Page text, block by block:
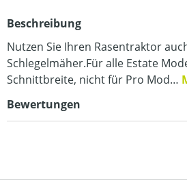
Beschreibung
Nutzen Sie Ihren Rasentraktor
Schlegelmäher.Für alle Estate
Schnittbreite, nicht für Pro Mod…
Bewertungen